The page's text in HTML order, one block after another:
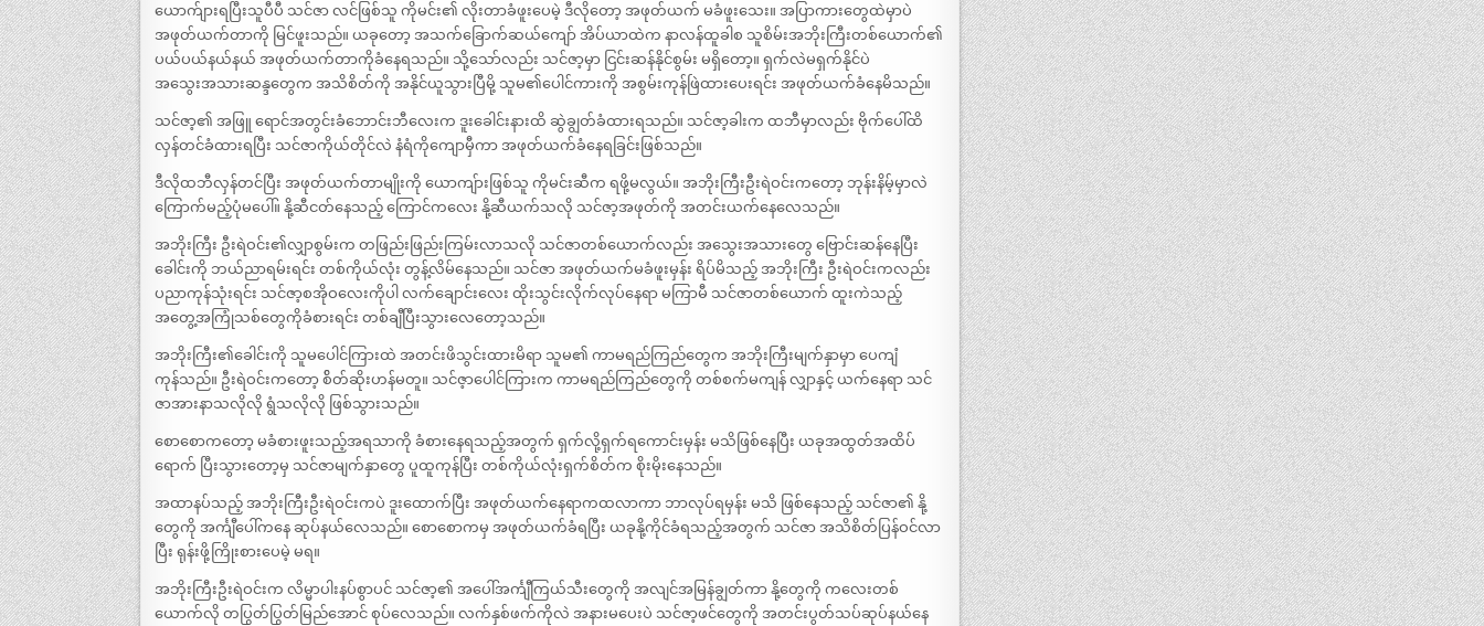
ယောက်ျားရပြီးသူပီပီ သင်ဇာ လင်ဖြစ်သူ ကိုမင်း၏ လိုးတာခံဖူးပေမဲ့ ဒီလိုတော့ အဖုတ်ယက် မခံဖူးသေး။ အပြာကားတွေထဲမှာပဲ
အဖုတ်ယက်တာကို မြင်ဖူးသည်။ ယခုတော့ အသက်ခြောက်ဆယ်ကျော် အိပ်ယာထဲက နာလန်ထူခါစ သူစိမ်းအဘိုးကြီးတစ်ယောက်၏
ပယ်ပယ်နယ်နယ် အဖုတ်ယက်တာကိုခံနေရသည်။ သို့သော်လည်း သင်ဇာ့မှာ ငြင်းဆန်နိုင်စွမ်း မရှိတော့။ ရှက်လဲမရှက်နိုင်ပဲ
အသွေးအသားဆန္ဒတွေက အသိစိတ်ကို အနိုင်ယူသွားပြီမို့ သူမ၏ပေါင်ကားကို အစွမ်းကုန်ဖြဲထားပေးရင်း အဖုတ်ယက်ခံနေမိသည်။
သင်ဇာ့၏ အဖြူ ရောင်အတွင်းခံဘောင်းဘီလေးက ဒူးခေါင်းနားထိ ဆွဲချွတ်ခံထားရသည်။ သင်ဇာ့ခါးက ထဘီမှာလည်း ဗိုက်ပေါ်ထိ
လှန်တင်ခံထားရပြီး သင်ဇာကိုယ်တိုင်လဲ နံရံကိုကျောမှီကာ အဖုတ်ယက်ခံနေရခြင်းဖြစ်သည်။
ဒီလိုထဘီလှန်တင်ပြီး အဖုတ်ယက်တာမျိုးကို ယောကျ်ားဖြစ်သူ ကိုမင်းဆီက ရဖို့မလွယ်။ အဘိုးကြီးဦးရဲဝင်းကတော့ ဘုန်းနိမ့်မှာလဲ
ကြောက်မည့်ပုံမပေါ်။ နို့ဆီငတ်နေသည့် ကြောင်ကလေး နို့ဆီယက်သလို သင်ဇာ့အဖုတ်ကို အတင်းယက်နေလေသည်။
အဘိုးကြီး ဦးရဲဝင်း၏လျှာစွမ်းက တဖြည်းဖြည်းကြမ်းလာသလို သင်ဇာတစ်ယောက်လည်း အသွေးအသားတွေ ဗြောင်းဆန်နေပြီး
ခေါင်းကို ဘယ်ညာရမ်းရင်း တစ်ကိုယ်လုံး တွန့်လိမ်နေသည်။ သင်ဇာ အဖုတ်ယက်မခံဖူးမှန်း ရိပ်မိသည့် အဘိုးကြီး ဦးရဲဝင်းကလည်း
ပညာကုန်သုံးရင်း သင်ဇာ့စအိုဝလေးကိုပါ လက်ချောင်းလေး ထိုးသွင်းလိုက်လုပ်နေရာ မကြာမီ သင်ဇာတစ်ယောက် ထူးကဲသည့်
အတွေ့အကြုံသစ်တွေကိုခံစားရင်း တစ်ချီပြီးသွားလေတော့သည်။
အဘိုးကြီး၏ခေါင်းကို သူမပေါင်ကြားထဲ အတင်းဖိသွင်းထားမိရာ သူမ၏ ကာမရည်ကြည်တွေက အဘိုးကြီးမျက်နှာမှာ ပေကျံ
ကုန်သည်။ ဦးရဲဝင်းကတော့ စ်ိတ်ဆိုးဟန်မတူ။ သင်ဇ့ာပေါင်ကြားက ကာမရည်ကြည်တွေကို တစ်စက်မကျန် လျှာနှင့် ယက်နေရာ သင်
ဇာအားနာသလိုလို ရွံသလိုလို ဖြစ်သွားသည်။
စောစောကတော့ မခံစားဖူးသည့်အရသာကို ခံစားနေရသည့်အတွက် ရှက်လို့ရှက်ရကောင်းမှန်း မသိဖြစ်နေပြီး ယခုအထွတ်အထိပ်
ရောက် ပြီးသွားတော့မှ သင်ဇာမျက်နှာတွေ ပူထူကုန်ပြီး တစ်ကိုယ်လုံးရှက်စိတ်က စိုးမိုးနေသည်။
အထာနပ်သည့် အဘိုးကြီးဦးရဲဝင်းကပဲ ဒူးထောက်ပြီး အဖုတ်ယက်နေရာကထလာကာ ဘာလုပ်ရမှန်း မသိ ဖြစ်နေသည့် သင်ဇာ၏ နို့
တွေကို အင်္ကျီပေါ်ကနေ ဆုပ်နယ်လေသည်။ စောစောကမှ အဖုတ်ယက်ခံရပြီး ယခုနို့ကိုင်ခံရသည့်အတွက် သင်ဇာ အသိစိတ်ပြန်ဝင်လာ
ပြီး ရုန်းဖို့ကြိုးစားပေမဲ့ မရ။
အဘိုးကြီးဦးရဲဝင်းက လိမ္မာပါးနပ်စွာပင် သင်ဇာ့၏ အပေါ်အင်္ကျီကြယ်သီးတွေကို အလျင်အမြန်ချွတ်ကာ နို့တွေကို ကလေးတစ်
ယောက်လို တပြွတ်ပြွတ်မြည်အောင် စုပ်လေသည်။ လက်နှစ်ဖက်ကိုလဲ အနားမပေးပဲ သင်ဇာ့ဖင်တွေကို အတင်းပွတ်သပ်ဆုပ်နယ်နေ